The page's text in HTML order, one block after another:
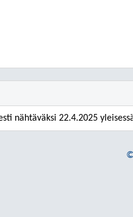
nähtäväksi 22.4.2025